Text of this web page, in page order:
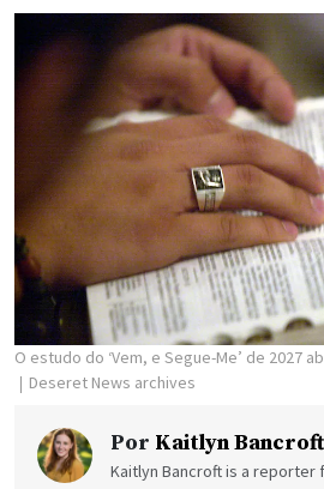
O estudo do ‘Vem, e Segue-Me’ de 2027
Deseret News archives
Por Kaitlyn Bancroft
Kaitlyn Bancroft is a reporter